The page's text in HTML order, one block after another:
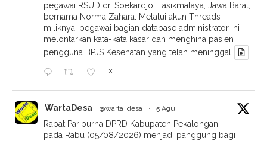
pegawai RSUD dr. Soekardjo, Tasikmalaya, Jawa Barat,
bernama Norma Zahara. Melalui akun Threads
miliknya, pegawai bagian database administrator ini
melontarkan kata-kata kasar dan menghina pasien
pengguna BPJS Kesehatan yang telah meninggal
X
WartaDesa @warta_desa · 5 Agu
Rapat Paripurna DPRD Kabupaten Pekalongan
pada Rabu (05/08/2026) menjadi panggung bagi